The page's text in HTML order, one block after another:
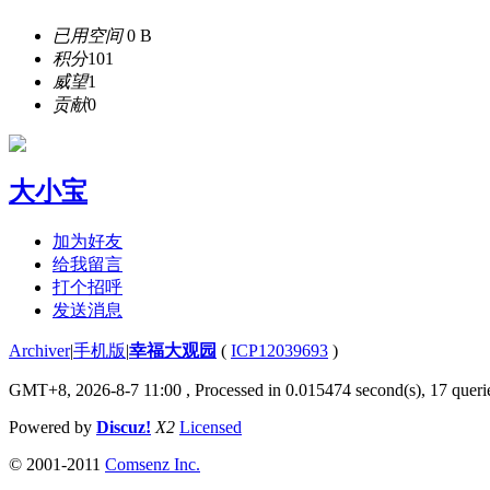
已用空间0 B
积分101
威望1
贡献0
大小宝
加为好友
给我留言
打个招呼
发送消息
Archiver|手机版|幸福大观园 ( ICP12039693 )
GMT+8, 2026-8-7 11:00 , Processed in 0.015474 second(s), 17
Powered by Discuz! X2 Licensed
© 2001-2011 Comsenz Inc.